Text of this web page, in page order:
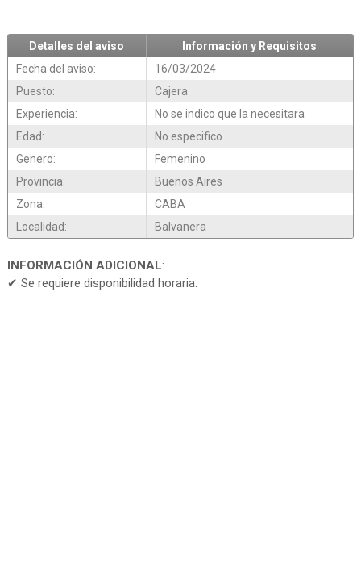
Detalles del aviso
Información y Requisitos
Fecha del aviso:
16/03/2024
Puesto:
Cajera
Experiencia:
No se indico que la necesitara
Edad:
No especifico
Genero:
Femenino
Provincia:
Buenos Aires
Zona:
CABA
Localidad:
Balvanera
INFORMACIÓN ADICIONAL:
✔ Se requiere disponibilidad horaria.